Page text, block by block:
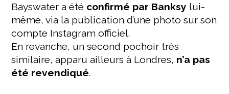
Bayswater a été confirmé par Banksy lui-
même, via la publication d’une photo sur son
compte Instagram officiel.
En revanche, un second pochoir très
similaire, apparu ailleurs à Londres, n’a pas
été revendiqué.